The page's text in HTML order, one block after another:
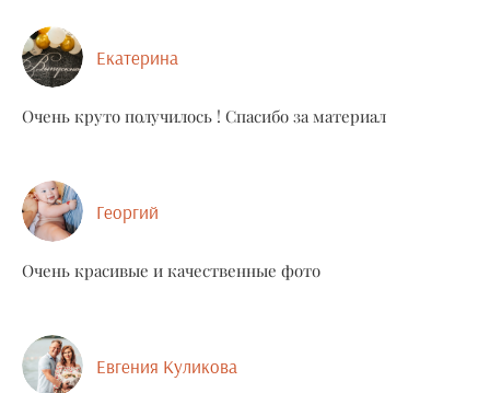
Екатерина
Очень круто получилось ! Спасибо за материал
Георгий
Очень красивые и качественные фото
Евгения Куликова